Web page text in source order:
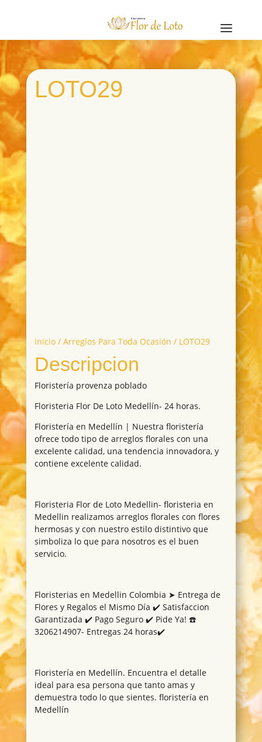
a
LOTO29
Inicio/ Arreglos Para Toda Ocasión / LOTO29
Descripcion
Floristería provenza poblado
Floristeria Flor De Loto Medellín- 24 horas.
Floristería en Medellín | Nuestra floristería
ofrece todo tipo de arreglos florales con una
excelente calidad, una tendencia innovadora, y
contiene excelente calidad.
Floristeria Flor de Loto Medellin- floristeria en
Medellin realizamos arreglos florales con flores
hermosas y con nuestro estilo distintivo que
simboliza lo que para nosotros es el buen
servicio.
Floristerias en Medellin Colombia ➤ Entrega de
Flores y Regalos el Mismo Día ✔️ Satisfaccion
Garantizada ✔️ Pago Seguro ✔️ Pide Ya! ☎️
3206214907- Entregas 24 horas✔️
Floristería en Medellín. Encuentra el detalle
ideal para esa persona que tanto amas y
demuestra todo lo que sientes. floristería en
Medellín